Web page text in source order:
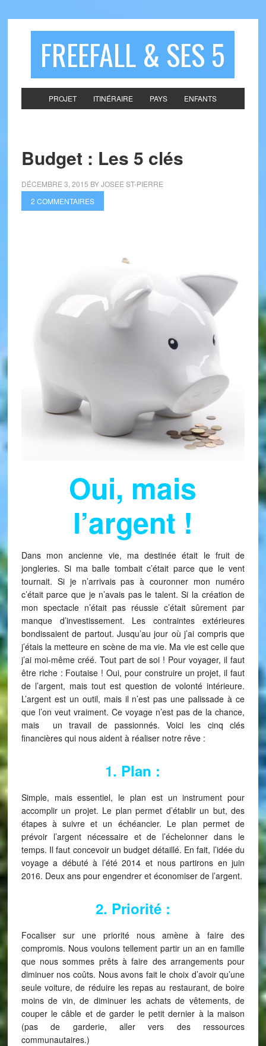
FREEFALL & SES 5
PROJET ITINÉRAIRE PAYS ENFANTS
Budget : Les 5 clés
DÉCEMBRE 3, 2015 BYJOSEE ST-PIERRE
2 COMMENTAIRES
Oui, mais
l’argent !
Dans mon ancienne vie, ma destinée était le fruit de
jongleries. Si ma balle tombait c’était parce que le vent
tournait. Si je n’arrivais pas à couronner mon numéro
c’était parce que je n’avais pas le talent. Si la création de
mon spectacle n’était pas réussie c’était sûrement par
manque d’investissement. Les contraintes extérieures
bondissaient de partout. Jusqu’au jour où j’ai compris que
j’étais la metteure en scène de ma vie. Ma vie est celle que
j’ai moi-même créé. Tout part de soi ! Pour voyager, il faut
être riche : Foutaise ! Oui, pour construire un projet, il faut
de l’argent, mais tout est question de volonté intérieure.
L’argent est un outil, mais il n’est pas une palissade à ce
que l’on veut vraiment. Ce voyage n’est pas de la chance,
mais un travail de passionnés. Voici les cinq clés
financières qui nous aident à réaliser notre rêve :
1. Plan :
Simple, mais essentiel, le plan est un instrument pour
accomplir un projet. Le plan permet d’établir un but, des
étapes à suivre et un échéancier. Le plan permet de
prévoir l’argent nécessaire et de l’échelonner dans le
temps. Il faut concevoir un budget détaillé. En fait, l’idée du
voyage a débuté à l’été 2014 et nous partirons en juin
2016. Deux ans pour engendrer et économiser de l’argent.
2. Priorité :
Focaliser sur une priorité nous amène à faire des
compromis. Nous voulons tellement partir un an en famille
que nous sommes prêts à faire des arrangements pour
diminuer nos coûts. Nous avons fait le choix d’avoir qu’une
seule voiture, de réduire les repas au restaurant, de boire
moins de vin, de diminuer les achats de vêtements, de
couper le câble et de garder le petit dernier à la maison
(pas de garderie, aller vers des ressources
communautaires.)